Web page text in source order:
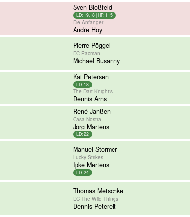
Sven Bloßfeld
LD: 19,18 | HF: 115
Die Anfänger
Andre Hoy
Pierre Pöggel
DC Pacman
Michael Busanny
Kai Petersen
LD: 18
The Dart Knight's
Dennis Arns
René Janßen
Casa Nostra
Jörg Martens
LD: 22
Manuel Stormer
Lucky Strikes
Ipke Mertens
LD: 24
Thomas Metschke
DC The Wild Things
Dennis Petereit